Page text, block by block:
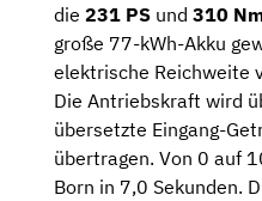
die 231 PS und 310
große 77-kWh-Akku
elektrische Reichweite
Die Antriebskraft wird
übersetzte Eingang-
übertragen. Von 0 auf
Born in 7,0 Sekunden.